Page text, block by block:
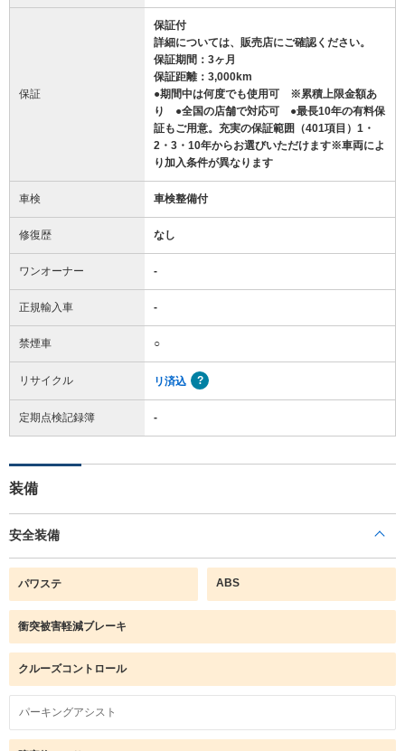
保証
保証付
詳細については、販売店にご確認ください。
保証期間：3ヶ月
保証距離：3,000km
●期間中は何度でも使用可 ※累積上限金額あ
り ●全国の店舗で対応可 ●最長10年の有料保
証もご用意。充実の保証範囲（401項目）1・
2・3・10年からお選びいただけます※車両によ
り加入条件が異なります
車検 車検整備付
修復歴 なし
ワンオーナー -
正規輸入車 -
禁煙車 ○
リサイクル リ済込
定期点検記録簿 -
装備
安全装備
パワステ ABS
衝突被害軽減ブレーキ
クルーズコントロール
パーキングアシスト